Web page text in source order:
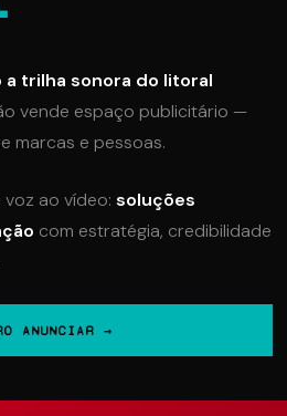
a trilha sonora do litoral
vende espaço publicitário —
marcas e pessoas.
ao vídeo: soluções
com estratégia, credibilidade
ANUNCIAR →